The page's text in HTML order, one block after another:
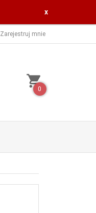
x
Zarejestruj mnie
0